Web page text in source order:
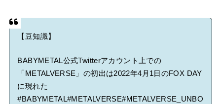
【豆知識】
BABYMETAL公式Twitterアカウント上での
「METALVERSE」の初出は2022年4月1日のFOX DAY
に現れた
#BABYMETAL#METALVERSE#METALVERSE_UNBO